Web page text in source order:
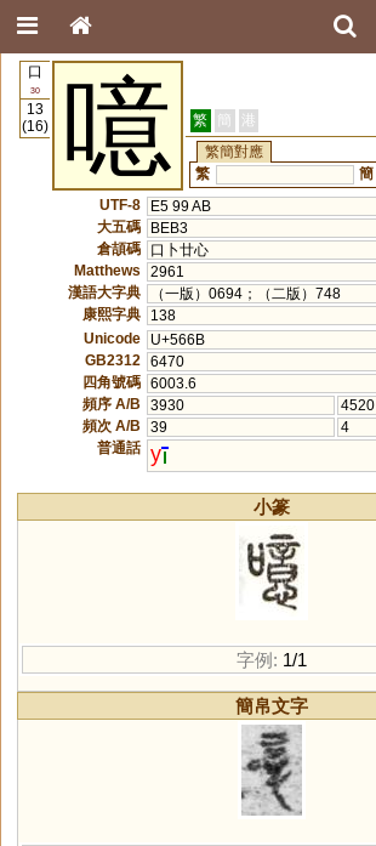
口
30
13
(16)
噫 繁 簡 港
繁簡對應
繁
簡
UTF-8
E5 99 AB
大五碼
BEB3
倉頡碼
口卜廿心
Matthews
2961
漢語大字典
（一版）0694；（二版）748
康熙字典
138
Unicode
U+566B
GB2312
6470
四角號碼 6003.6
頻序 A/B
3930
4520
頻次 A/B
39
4
普通話 y
小篆
字例: 1/1
簡帛文字